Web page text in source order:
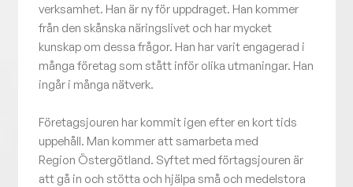
verksamhet. Han är ny för uppdraget. Han kommer
från den skånska näringslivet och har mycket
kunskap om dessa frågor. Han har varit engagerad i
många företag som stått inför olika utmaningar. Han
ingår i många nätverk.
Företagsjouren har kommit igen efter en kort tids
uppehåll. Man kommer att samarbeta med
Region Östergötland. Syftet med förtagsjouren är
att gå in och stötta och hjälpa små och medelstora